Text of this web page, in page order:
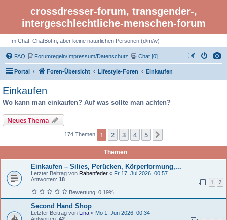
crossdresser-forum, transgender-,
intergeschlechtliche-menschen-forum
Im Chat: ChatBotIn, aber keine natürlichen Personen (d/m/w)
FAQ Forumregeln/Impressum/Datenschutz Chat [0]
Portal Foren-Übersicht Lifestyle-Foren Einkaufen
Einkaufen
Wo kann man einkaufen? Auf was sollte man achten?
Neues Thema
174 Themen 1 2 3 4 5
Themen
Einkaufen – Silies, Perücken, Körperformung,...
Letzter Beitrag von Rabenfeder « Fr 17. Jul 2026, 00:57
Antworten: 18 1 2
Bewertung: 0.19%
Second Hand Shop
Letzter Beitrag von Lina « Mo 1. Jun 2026, 00:34